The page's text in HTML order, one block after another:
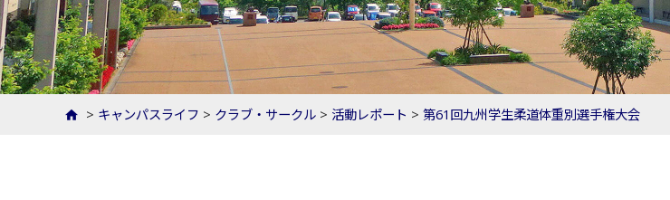
> キャンパスライフ > クラブ・サークル > 活動レポート > 第61回九州学生柔道体重別選手権大会